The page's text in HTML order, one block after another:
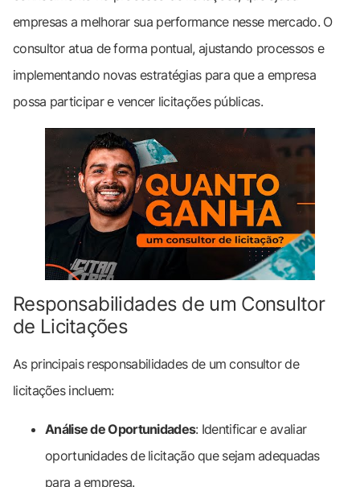
empresas a melhorar sua performance nesse mercado. O
consultor atua de forma pontual, ajustando processos e
implementando novas estratégias para que a empresa
possa participar e vencer licitações públicas.
Responsabilidades de um Consultor
de Licitações
As principais responsabilidades de um consultor de
licitações incluem:
Análise de Oportunidades: Identificar e avaliar
oportunidades de licitação que sejam adequadas
para a empresa.